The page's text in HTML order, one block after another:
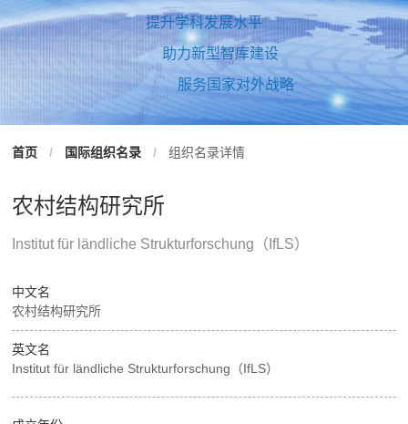
提升学科发展水平
助力新型智库建设
服务国家对外战略
首页 / 国际组织名录 / 组织名录详情
农村结构研究所
Institut für ländliche Strukturforschung（IfLS）
中文名
农村结构研究所
英文名
Institut für ländliche Strukturforschung（IfLS）